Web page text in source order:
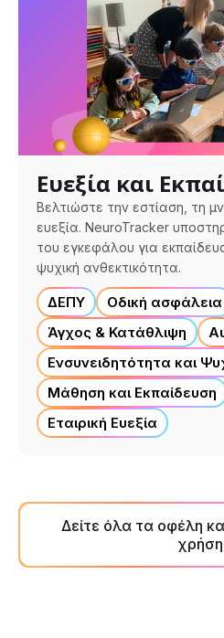
Ευεξία και
Βελτιώστε την εστίαση, τη
ευεξία. NeuroTracker
του εγκεφάλου για
ψυχική ανθεκτικότητα.
ΔΕΠΥ Οδική ασφάλεια
Άγχος & Κατάθλιψη
Ενσυνειδητότητα και
Μάθηση και Εκπαίδευση
Εταιρική Ευεξία
Δείτε όλα τα οφέλη